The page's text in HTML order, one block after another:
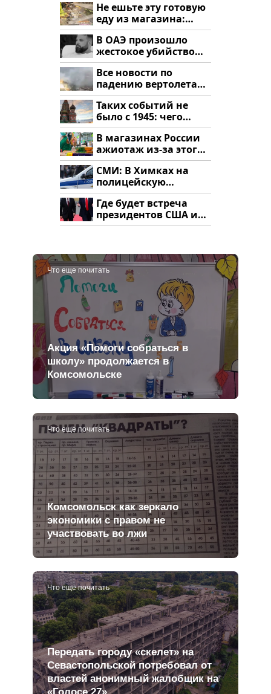
Не ешьте эту готовую
еду из магазина:
список
В ОАЭ произошло
жестокое убийство
криптомиллионера
Все новости по
падению вертолета
на Кавказе: читать
здесь
Таких событий не
было с 1945: чего
ждать всем нам?
В магазинах России
ажиотаж из-за этого
продукта: что купить?
СМИ: В Химках на
полицейскую
машину напали и
подожгли.
Где будет встреча
президентов США и
России: Европа?
Что еще почитать
Акция «Помоги собраться в
школу» продолжается в
Комсомольске
Что еще почитать
Комсомольск как зеркало
экономики с правом не
участвовать во лжи
Что еще почитать
Передать городу «скелет» на
Севастопольской потребовал от
властей анонимный жалобщик на